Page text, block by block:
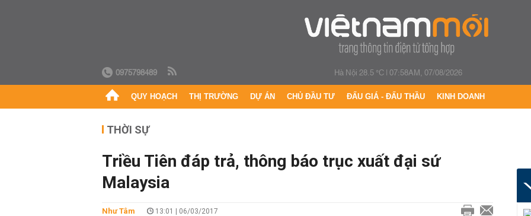
0975798489 Hà Nội 28.5 °C|07:58AM, 07/08/2026
QUY HOẠCH THỊ TRƯỜNG DỰ ÁN CHỦ ĐẦU TƯ ĐẤU GIÁ - ĐẤU THẦU KINH DOANH
THỜI SỰ
Triều Tiên đáp trả, thông báo trục xuất đại sứ
Malaysia
Như Tâm 13:01 | 06/03/2017